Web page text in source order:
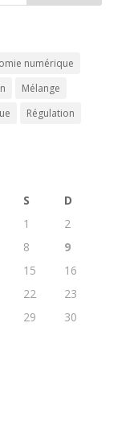
numérique
Mélange
Régulation
S
D
1
2
8
9
15
16
22
23
29
30